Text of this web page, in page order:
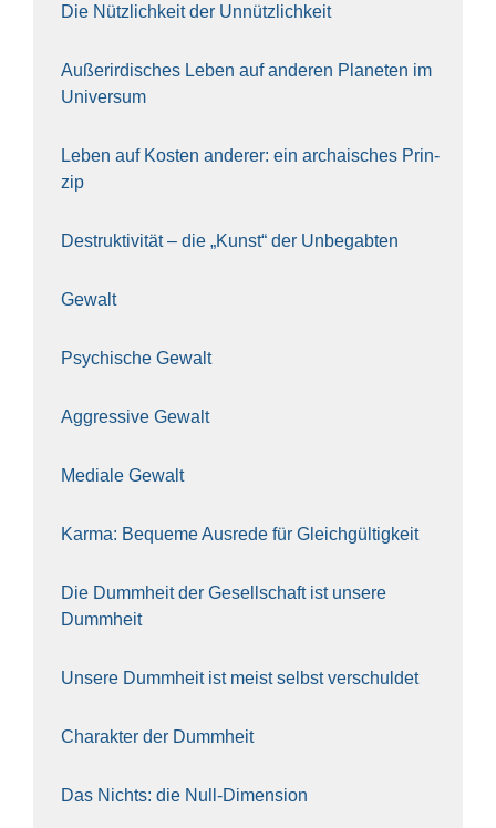
Die Nütz­lich­keit der Unnütz­lich­keit
Außer­ir­di­sches Leben auf ande­ren Pla­ne­ten im
Uni­ver­sum
Leben auf Kos­ten ande­rer: ein archai­sches Prin­
zip
Destruk­ti­vi­tät – die „Kunst“ der Unbe­gab­ten
Gewalt
Psy­chi­sche Gewalt
Aggres­si­ve Gewalt
Media­le Gewalt
Kar­ma: Beque­me Aus­re­de für Gleich­gül­tig­keit
Die Dumm­heit der Gesell­schaft ist unse­re
Dumm­heit
Unse­re Dumm­heit ist meist selbst ver­schul­det
Cha­rak­ter der Dumm­heit
Das Nichts: die Null-Dimen­si­on